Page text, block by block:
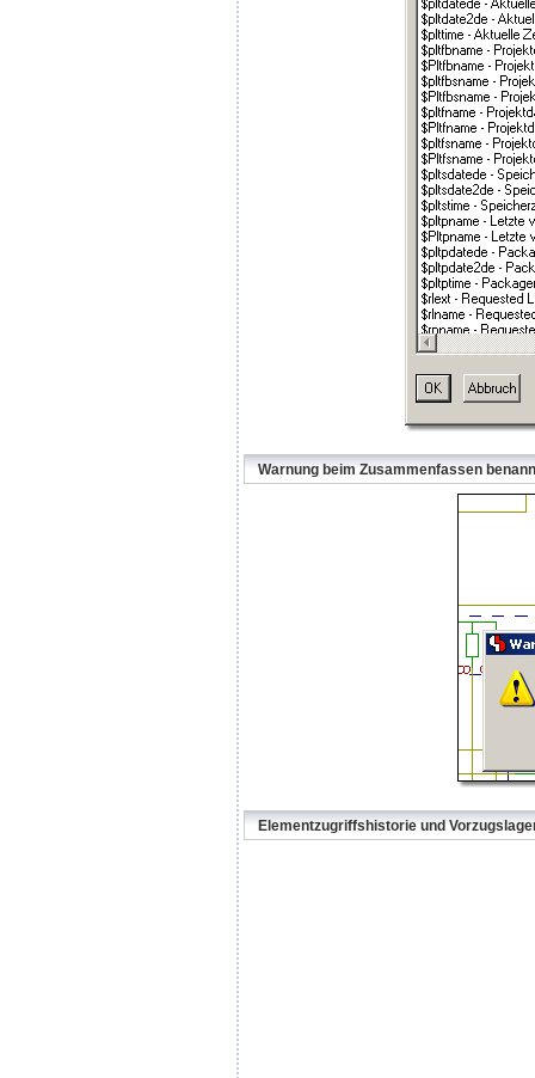
Warnung beim Zusammenfassen
Elementzugriffshistorie und